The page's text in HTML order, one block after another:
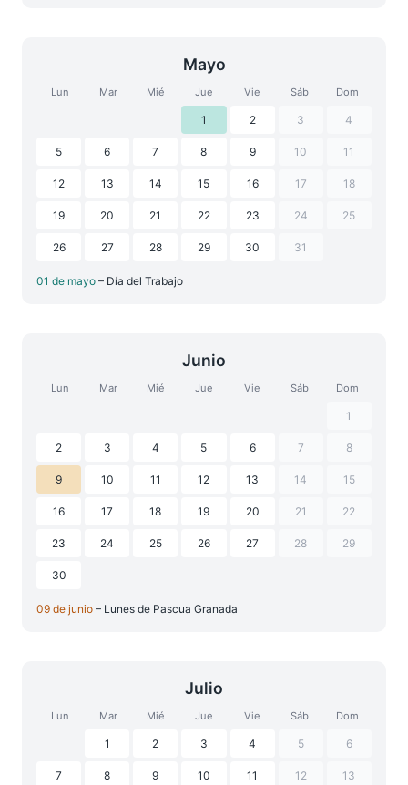
Mayo
Lun Mar Mié Jue Vie Sáb Dom
1 2 3 4
5 6 7 8 9 10 11
12 13 14 15 16 17 18
19 20 21 22 23 24 25
26 27 28 29 30 31
01 de mayo – Día del Trabajo
Junio
Lun Mar Mié Jue Vie Sáb Dom
1
2 3 4 5 6 7 8
9 10 11 12 13 14 15
16 17 18 19 20 21 22
23 24 25 26 27 28 29
30
09 de junio – Lunes de Pascua Granada
Julio
Lun Mar Mié Jue Vie Sáb Dom
1 2 3 4 5 6
7 8 9 10 11 12 13